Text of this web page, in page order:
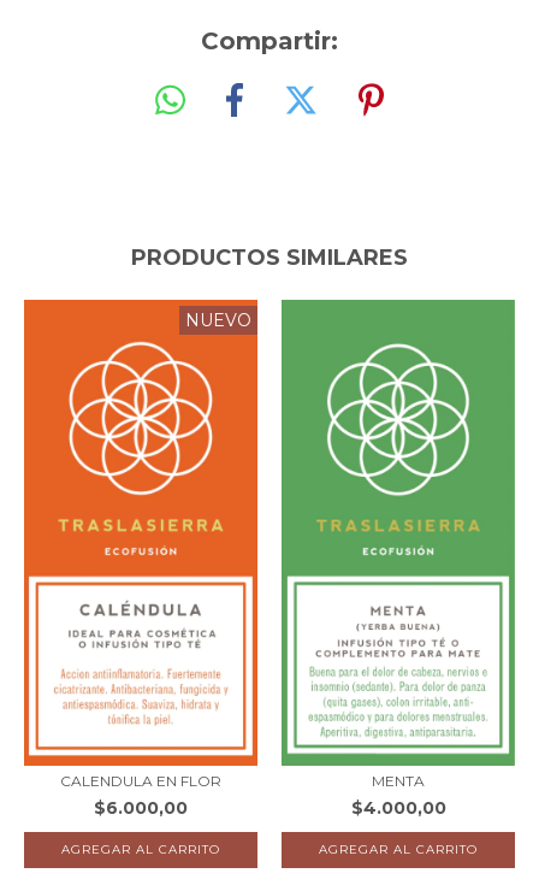
Compartir:
PRODUCTOS SIMILARES
NUEVO
CALENDULA EN FLOR
$6.000,00
MENTA
$4.000,00